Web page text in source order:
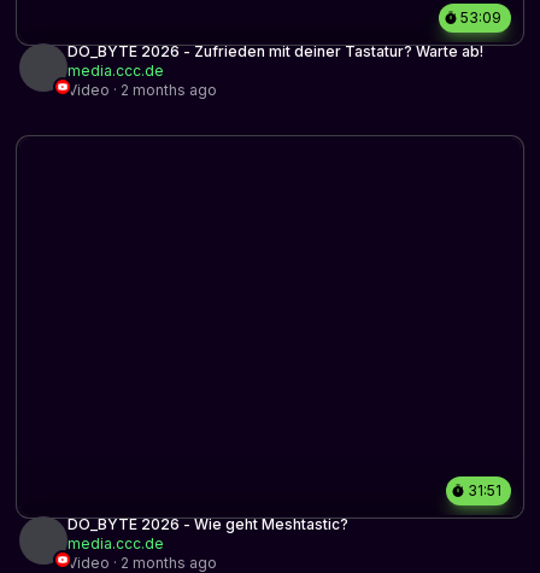
53:09
DO_BYTE 2026 - Zufrieden mit deiner Tastatur? Warte ab!
media.ccc.de
Video · 2 months ago
31:51
DO_BYTE 2026 - Wie geht Meshtastic?
media.ccc.de
Video · 2 months ago